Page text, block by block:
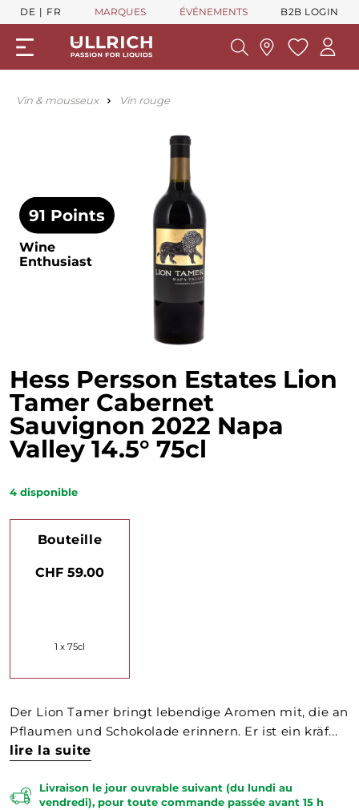
DE FR MARQUES ÉVÉNEMENTS B2B LOGIN
Vin & mousseux Vin rouge
91 Points
Wine
Enthusiast
Hess Persson Estates Lion
Tamer Cabernet
Sauvignon 2022 Napa
Valley 14.5° 75cl
4 disponible
Bouteille
CHF 59.00
1 x 75cl
Der Lion Tamer bringt lebendige Aromen mit, die an
Pflaumen und Schokolade erinnern. Er ist ein kräf...
lire la suite
Livraison le jour ouvrable suivant (du lundi au
vendredi), pour toute commande passée avant 15 h